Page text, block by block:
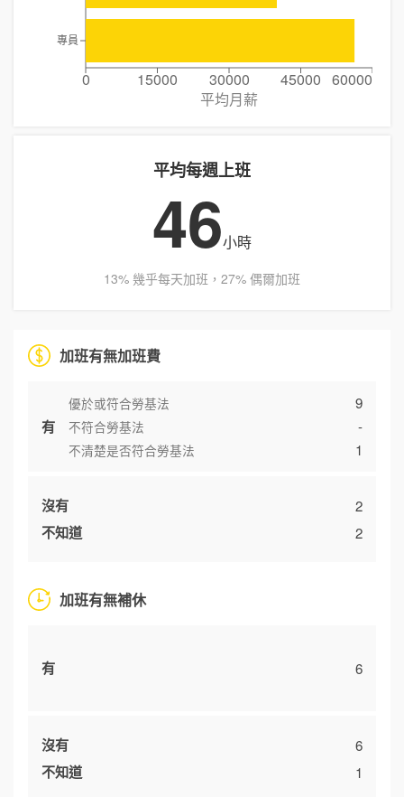
0 15000 30000 45000 60000
平均月薪
專員
平均每週上班
46小時
13% 幾乎每天加班，27% 偶爾加班
加班有無加班費
有
優於或符合勞基法 9
不符合勞基法 -
不清楚是否符合勞基法 1
沒有 2
不知道 2
加班有無補休
有 6
沒有 6
不知道 1